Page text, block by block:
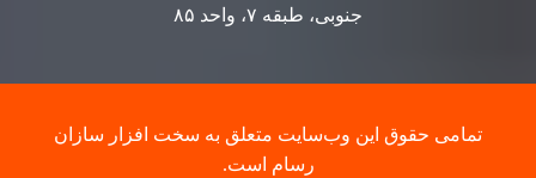
جنوبی، طبقه ۷، واحد ۸۵
تمامی حقوق این وب‌سایت متعلق به سخت افزار سازان
رسام است.